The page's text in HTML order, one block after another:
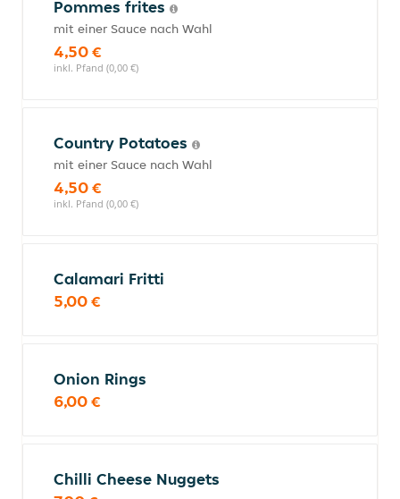
Pommes frites
mit einer Sauce nach Wahl
4,50 €
inkl. Pfand (0,00 €)
Country Potatoes
mit einer Sauce nach Wahl
4,50 €
inkl. Pfand (0,00 €)
Calamari Fritti
5,00 €
Onion Rings
6,00 €
Chilli Cheese Nuggets